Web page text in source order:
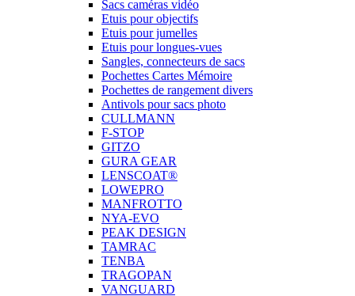
Sacs caméras vidéo
Etuis pour objectifs
Etuis pour jumelles
Etuis pour longues-vues
Sangles, connecteurs de sacs
Pochettes Cartes Mémoire
Pochettes de rangement divers
Antivols pour sacs photo
CULLMANN
F-STOP
GITZO
GURA GEAR
LENSCOAT®
LOWEPRO
MANFROTTO
NYA-EVO
PEAK DESIGN
TAMRAC
TENBA
TRAGOPAN
VANGUARD